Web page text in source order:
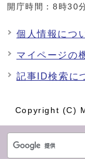
開庁時間：8時30
個人情報につ
マイページの
記事ID検索に
Copyright (C)